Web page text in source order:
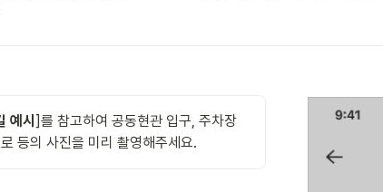
예시 ]를 참고하여 공동현관 입구, 주차장
등의 사진을 미리 촬영해주세요.